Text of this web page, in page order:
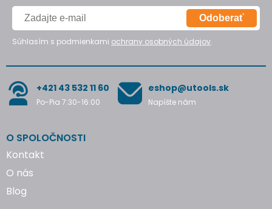
Odoberať
Súhlasím s podmienkami ochrany osobných údajov.
+421 43 532 11 60
Po-Pia 7:30-16:00
eshop@utools.sk
Napíšte nám
O SPOLOČNOSTI
Kontakt
O nás
Blog